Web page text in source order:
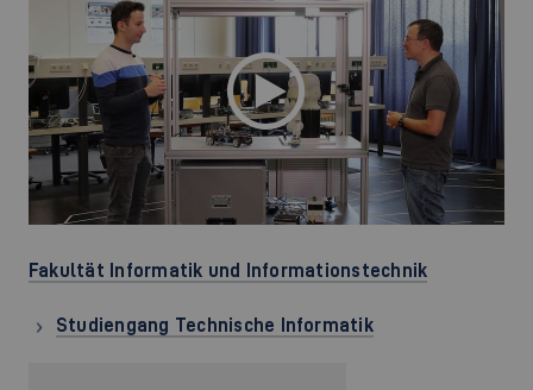
Fakultät Informatik und Informationstechnik
Studiengang Technische Informatik